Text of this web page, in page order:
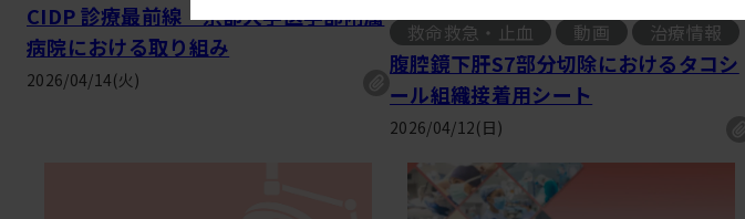
CIDP 診療最前線 京都大学医学部附属
病院における取り組み
2026/04/14(火)
救命救急・止血 動画
, 治療情報
腹腔鏡下肝S7部分切除におけるタコシ
ール組織接着用シート
2026/04/12(日)